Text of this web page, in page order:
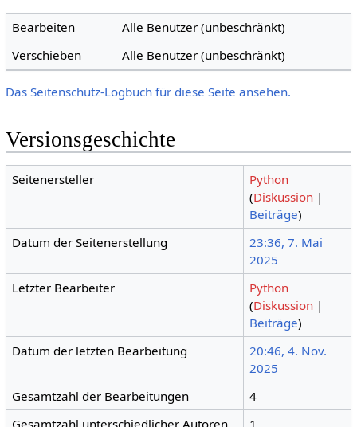
Bearbeiten
Alle Benutzer (unbeschränkt)
Verschieben
Alle Benutzer (unbeschränkt)
Das Seitenschutz-Logbuch für diese Seite ansehen.
Versionsgeschichte
Seitenersteller
Python
(Diskussion |
Beiträge)
Datum der Seitenerstellung
23:36, 7. Mai
2025
Letzter Bearbeiter
Python
(Diskussion |
Beiträge)
Datum der letzten Bearbeitung
20:46, 4. Nov.
2025
Gesamtzahl der Bearbeitungen
4